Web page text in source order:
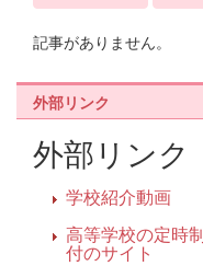
記事がありません。
外部リンク
外部リンク
学校紹介動画
高等学校の定時
付のサイト